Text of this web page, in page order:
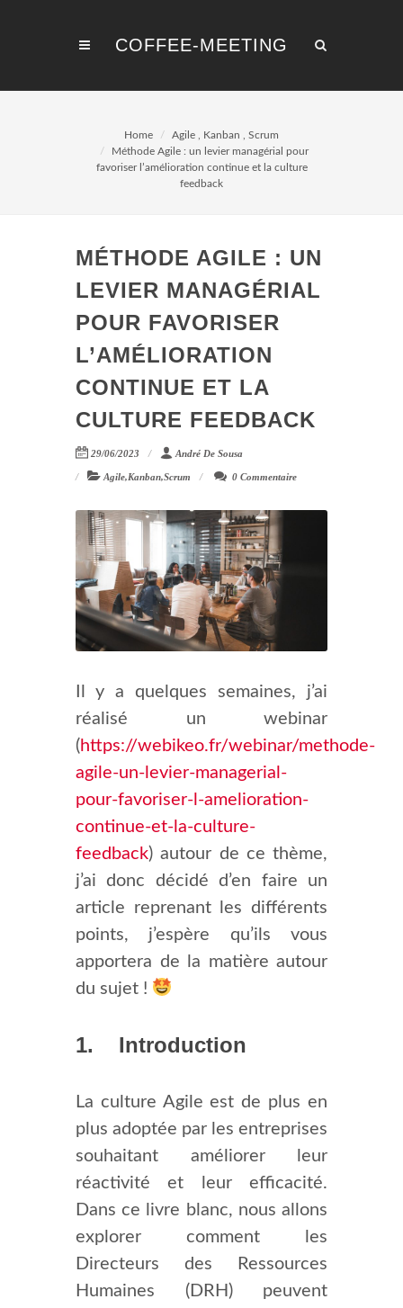
COFFEE-MEETING
Home Agile Kanban
Scrum
Méthode Agile : un levier managérial pour
favoriser l’amélioration continue et la culture
feedback
MÉTHODE AGILE : UN
LEVIER MANAGÉRIAL
POUR FAVORISER
L’AMÉLIORATION
CONTINUE ET LA
CULTURE FEEDBACK
29/06/2023 André De Sousa
Agile,Kanban,Scrum 0 Commentaire
Il y a quelques semaines, j’ai
réalisé un webinar
( https://webikeo.fr/webinar/methode-
agile-un-levier-managerial-
pour-favoriser-l-amelioration-
continue-et-la-culture-
feedback) autour de ce thème,
j’ai donc décidé d’en faire un
article reprenant les différents
points, j’espère qu’ils vous
apportera de la matière autour
du sujet !
1. Introduction
La culture Agile est de plus en
plus adoptée par les entreprises
souhaitant améliorer leur
réactivité et leur efficacité.
Dans ce livre blanc, nous allons
explorer comment les
Directeurs des Ressources
Humaines (DRH) peuvent